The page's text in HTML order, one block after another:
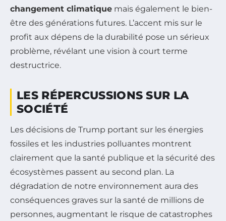
changement climatique mais également le bien-
être des générations futures. L’accent mis sur le
profit aux dépens de la durabilité pose un sérieux
problème, révélant une vision à court terme
destructrice.
LES RÉPERCUSSIONS SUR LA
SOCIÉTÉ
Les décisions de Trump portant sur les énergies
fossiles et les industries polluantes montrent
clairement que la santé publique et la sécurité des
écosystèmes passent au second plan. La
dégradation de notre environnement aura des
conséquences graves sur la santé de millions de
personnes, augmentant le risque de catastrophes